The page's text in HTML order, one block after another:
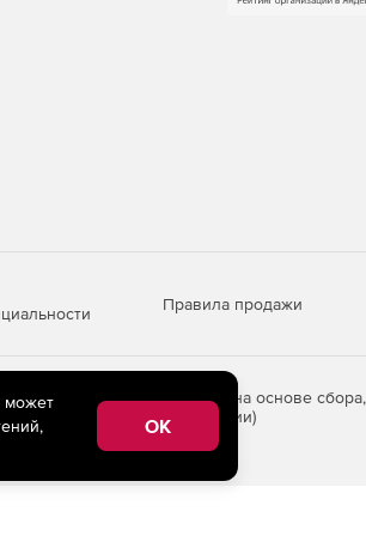
Правила продажи
информации на основе сбора,
Российской Федерации)
может
OK